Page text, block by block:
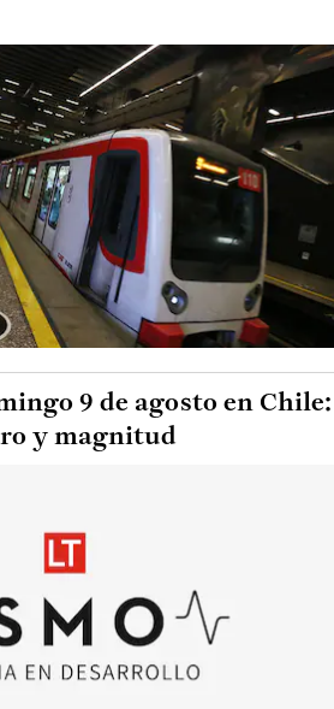
9 de agosto en Chile:
y magnitud